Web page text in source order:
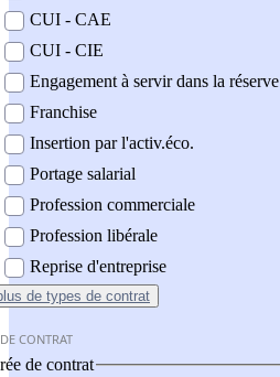
CUI - CAE
CUI - CIE
Engagement à servir dans la réserve
Franchise
Insertion par l'activ.éco.
Portage salarial
Profession commerciale
Profession libérale
Reprise d'entreprise
de types de contrat
CONTRAT
de contrat